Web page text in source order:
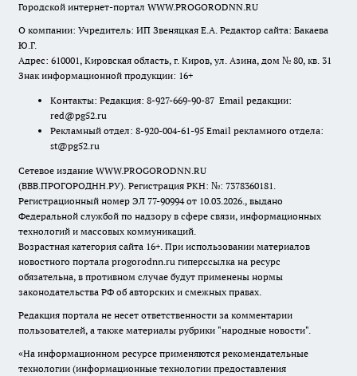
Городской интернет-портал WWW.PROGORODNN.RU
О компании: Учредитель: ИП Звеняцкая Е.А. Редактор сайта: Бакаева
Ю.Г.
Адрес: 610001, Кировская область, г. Киров, ул. Азина, дом № 80, кв. 31
Знак информационной продукции: 16+
Контакты: Редакция: 8-927-669-90-87 Email редакции:
red@pg52.ru
Рекламный отдел: 8-920-004-61-95 Email рекламного отдела:
st@pg52.ru
Сетевое издание WWW.PROGORODNN.RU
(ВВВ.ПРОГОРОДНН.РУ). Регистрация РКН: №: 7378360181.
Регистрационный номер ЭЛ 77-90994 от 10.03.2026., выдано
Федеральной службой по надзору в сфере связи, информационных
технологий и массовых коммуникаций.
Возрастная категория сайта 16+. При использовании материалов
новостного портала progorodnn.ru гиперссылка на ресурс
обязательна, в противном случае будут применены нормы
законодательства РФ об авторских и смежных правах.
Редакция портала не несет ответственности за комментарии
пользователей, а также материалы рубрики "народные новости".
«На информационном ресурсе применяются рекомендательные
технологии (информационные технологии предоставления